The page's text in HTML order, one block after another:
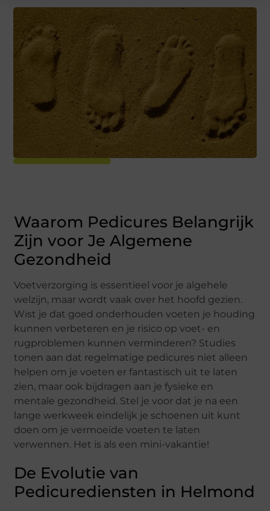
Waarom Pedicures Belangrijk
Zijn voor Je Algemene
Gezondheid
Voetverzorging is essentieel voor je algehele
welzijn, maar wordt vaak over het hoofd gezien.
Wist je dat goed onderhouden voeten je houding
kunnen verbeteren en je risico op voet- en
rugproblemen kunnen verminderen? Studies
tonen aan dat regelmatige pedicures niet alleen
helpen om je voeten er fantastisch uit te laten
zien, maar ook bijdragen aan je fysieke en
mentale gezondheid. Stel je voor dat je na een
lange werkweek eindelijk je schoenen uit kunt
doen om je vermoeide voeten te laten
verwennen. Het is als een mini-vakantie!
De Evolutie van
Pedicurediensten in Helmond